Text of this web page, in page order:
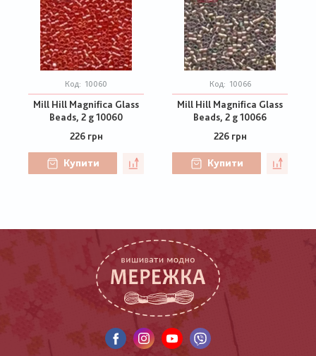
Код: 10060
Mill Hill Magnifica Glass
Beads, 2 g 10060
226 грн
Купити
Код: 10066
Mill Hill Magnifica Glass
Beads, 2 g 10066
226 грн
Купити